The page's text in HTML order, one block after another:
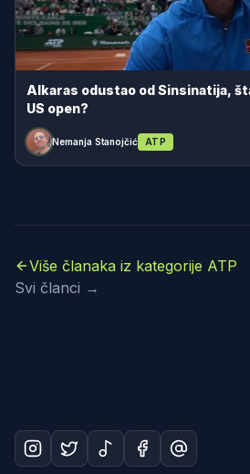
Alkaras odustao od Sinsinatija,
US open?
Nemanja Stanojčić ATP
Više članaka iz kategorije ATP
Svi članci →